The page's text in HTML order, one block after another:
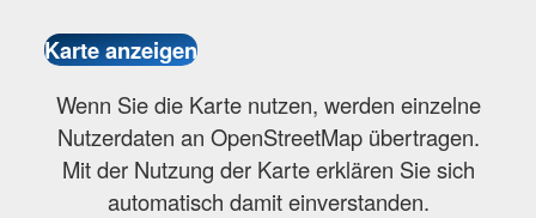
Wenn Sie die Karte nutzen, werden einzelne
Nutzerdaten an OpenStreetMap übertragen.
Mit der Nutzung der Karte erklären Sie sich
automatisch damit einverstanden.